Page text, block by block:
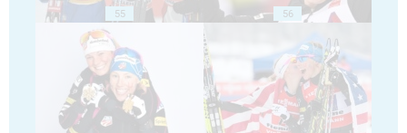
55 56